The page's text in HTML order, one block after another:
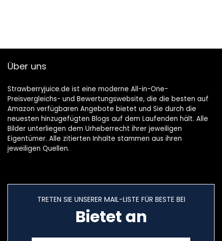
Über uns
Strawberryjuice.de ist eine moderne All-in-One-
Preisvergleichs- und Bewertungswebsite, die die besten auf
Amazon verfügbaren Angebote bietet und Sie durch die
neuesten hinzugefügten Blogs auf dem Laufenden hält. Alle
Bilder unterliegen dem Urheberrecht ihrer jeweiligen
Eigentümer. Alle zitierten Inhalte stammen aus ihren
jeweiligen Quellen.
TRETEN SIE UNSERER MAIL-LISTE FÜR BESTE BEI
Bietet an